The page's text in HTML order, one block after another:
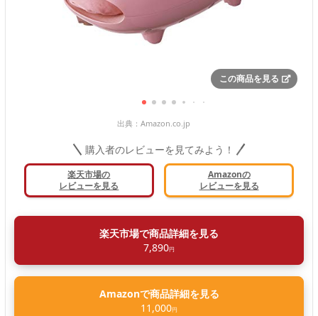
この商品を見る
出典： Amazon.co.jp
購入者のレビューを見てみよう！
楽天市場の
レビューを見る
Amazonの
レビューを見る
楽天市場で商品詳細を見る
7,890円
Amazonで商品詳細を見る
11,000円